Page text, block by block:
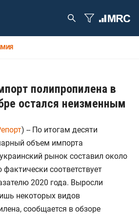
полипропилена в
остался неизменным
) -- По итогам десяти
объем импорта
рынок составил около
фактически соответствует
2020 года. Выросли
некоторых видов
сообщается в обзоре